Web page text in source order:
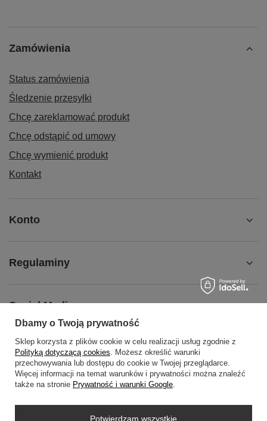
Zamówienia
Status zamówienia
Śledzenie przesyłki
Chcę zareklamować produkt
Chcę odstąpić od umowy
Chcę wymienić produkt
Kontakt
Konto
Regulaminy
Social Media
O NAS
wowbag2024@gmail.com
Dbamy o Twoją prywatność
Sklep korzysta z plików cookie w celu realizacji usług zgodnie z
Polityką dotyczącą cookies. Możesz określić warunki
przechowywania lub dostępu do cookie w Twojej przeglądarce.
Więcej informacji na temat warunków i prywatności można znaleźć
także na stronie Prywatność i warunki Google.
Potwierdzam wszystkie